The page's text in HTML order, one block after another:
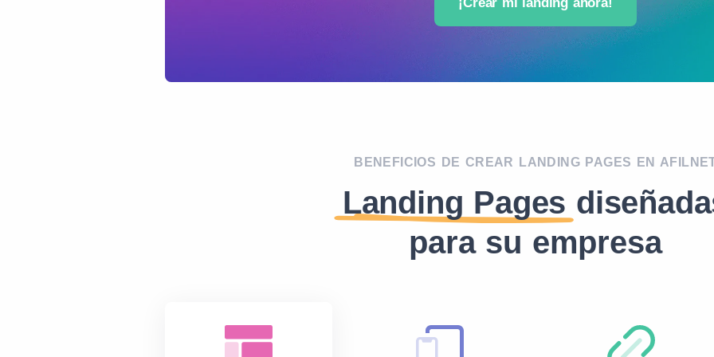
BENEFICIOS DE CREAR LANDING PAGES EN
Landing Pages
para su empresa